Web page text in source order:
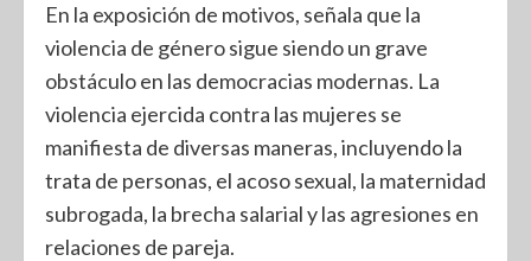
En la exposición de motivos, señala que la
violencia de género sigue siendo un grave
obstáculo en las democracias modernas. La
violencia ejercida contra las mujeres se
manifiesta de diversas maneras, incluyendo la
trata de personas, el acoso sexual, la maternidad
subrogada, la brecha salarial y las agresiones en
relaciones de pareja.